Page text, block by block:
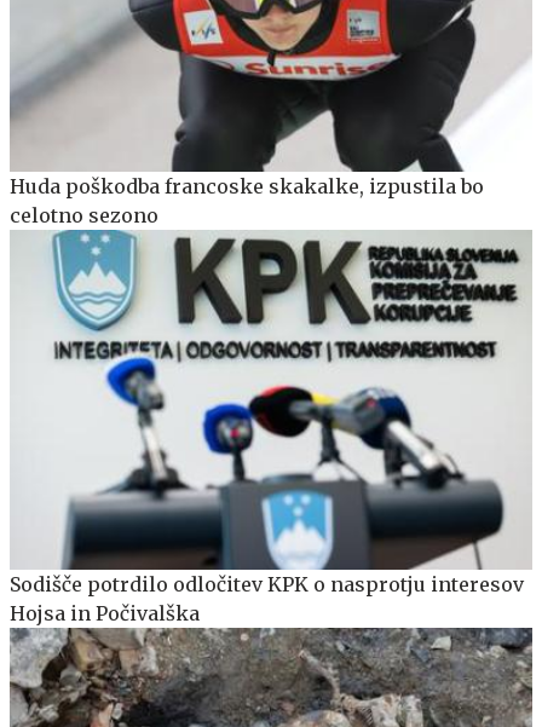
Huda poškodba francoske skakalke, izpustila bo
celotno sezono
Sodišče potrdilo odločitev KPK o nasprotju interesov
Hojsa in Počivalška